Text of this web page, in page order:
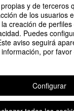
y de terceros
de los usuarios
creación de
Puedes
aviso seguirá
por
Configurar
de sangre